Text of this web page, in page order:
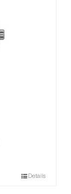
Details